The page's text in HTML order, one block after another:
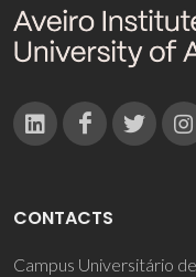
CONTACTS
Campus Universitário